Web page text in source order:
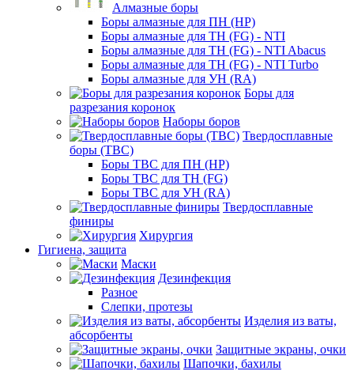
Алмазные боры
Боры алмазные для ПН (HP)
Боры алмазные для ТН (FG) - NTI
Боры алмазные для ТН (FG) - NTI Abacus
Боры алмазные для ТН (FG) - NTI Turbo
Боры алмазные для УН (RA)
Боры для
разрезания коронок
Наборы боров
Твердосплавные
боры (ТВС)
Боры ТВС для ПН (HP)
Боры ТВС для ТН (FG)
Боры ТВС для УН (RA)
Твердосплавные
финиры
Хирургия
Гигиена, защита
Маски
Дезинфекция
Разное
Слепки, протезы
Изделия из ваты,
абсорбенты
Защитные экраны, очки
Шапочки, бахилы